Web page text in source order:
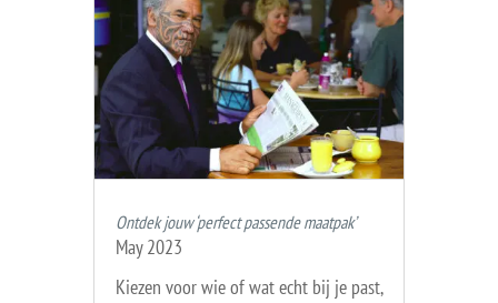
Ontdek jouw ‘perfect passende maatpak’
May 2023
Kiezen voor wie of wat echt bij je past,